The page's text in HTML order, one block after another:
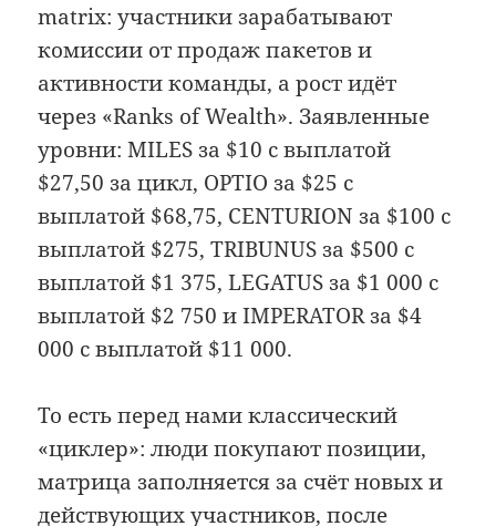
matrix: участники зарабатывают
комиссии от продаж пакетов и
активности команды, а рост идёт
через «Ranks of Wealth». Заявленные
уровни: MILES за $10 с выплатой
$27,50 за цикл, OPTIO за $25 с
выплатой $68,75, CENTURION за $100 с
выплатой $275, TRIBUNUS за $500 с
выплатой $1 375, LEGATUS за $1 000 с
выплатой $2 750 и IMPERATOR за $4
000 с выплатой $11 000.
То есть перед нами классический
«циклер»: люди покупают позиции,
матрица заполняется за счёт новых и
действующих участников, после